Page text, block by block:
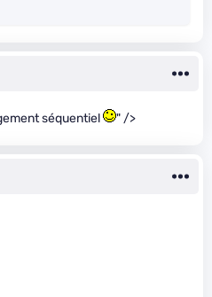
séquentiel " />